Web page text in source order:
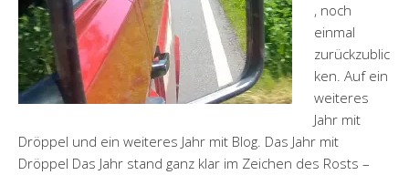
, noch
einmal
zurückzublic
ken. Auf ein
weiteres
Jahr mit
Dröppel und ein weiteres Jahr mit Blog. Das Jahr mit
Dröppel Das Jahr stand ganz klar im Zeichen des Rosts –